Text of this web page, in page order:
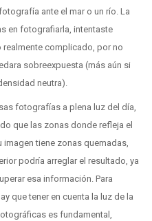
ante el mar o un río. La
en fotografiarla, intentaste
complicado, por no
sobreexpuesta (más aún si
neutra).
fotografías a plena luz del día,
que las zonas donde refleja el
imagen tiene zonas quemadas,
podría arreglar el resultado, ya
esa información. Para
que tener en cuenta la luz de la
es fundamental,